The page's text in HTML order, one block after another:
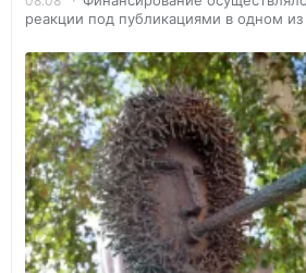
реакции под публикациями в одном из